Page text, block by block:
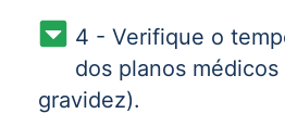
4 - Verifique o
dos planos
gravidez).